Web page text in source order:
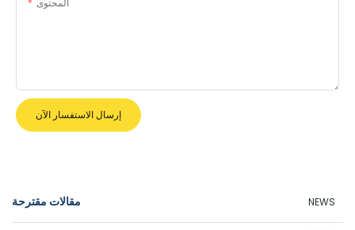
المحتوى
إرسال الاستفسار الآن
مقالات مقترحة NEWS